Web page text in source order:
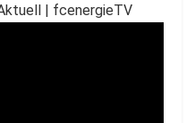
| fcenergieTV